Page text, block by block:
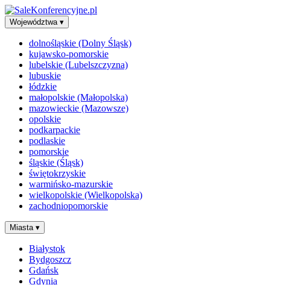
Województwa ▾
dolnośląskie (Dolny Śląsk)
kujawsko-pomorskie
lubelskie (Lubelszczyzna)
lubuskie
łódzkie
małopolskie (Małopolska)
mazowieckie (Mazowsze)
opolskie
podkarpackie
podlaskie
pomorskie
śląskie (Śląsk)
świętokrzyskie
warmińsko-mazurskie
wielkopolskie (Wielkopolska)
zachodniopomorskie
Miasta ▾
Białystok
Bydgoszcz
Gdańsk
Gdynia